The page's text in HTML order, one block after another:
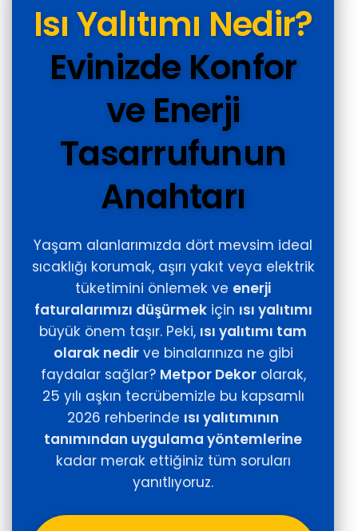
Isı Yalıtımı Nedir?
Evinizde Konfor
ve Enerji
Tasarrufunun
Anahtarı
Yaşam alanlarımızda dört mevsim ideal
sıcaklığı korumak, aşırı yakıt veya elektrik
tüketimini önlemek ve enerji
faturalarımızı düşürmekiçin ısı yalıtımı
büyük önem taşır. Peki, ısı yalıtımı tam
olarak nedirve binalarınıza ne gibi
faydalar sağlar? Metpor Dekorolarak,
25 yılı aşkın tecrübemizle bu kapsamlı
2026 rehberinde ısı yalıtımının
tanımından uygulama yöntemlerine
kadar merak ettiğiniz tüm soruları
yanıtlıyoruz.